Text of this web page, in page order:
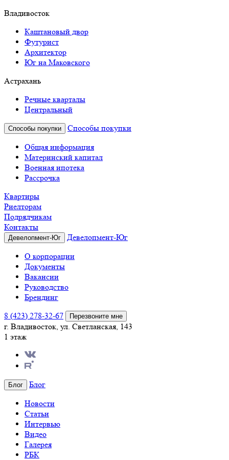
Владивосток
Каштановый двор
Футурист
Архитектор
Юг на Маковского
Астрахань
Речные кварталы
Центральный
Способы покупки
Способы покупки
Общая информация
Материнский капитал
Военная ипотека
Рассрочка
Квартиры
Риелторам
Подрядчикам
Контакты
Девелопмент-Юг
Девелопмент-Юг
О корпорации
Документы
Вакансии
Руководство
Брендинг
8 (423) 278-32-67
Перезвоните мне
г. Владивосток, ул. Светланская, 143
1 этаж
Блог
Блог
Новости
Статьи
Интервью
Видео
Галерея
РБК